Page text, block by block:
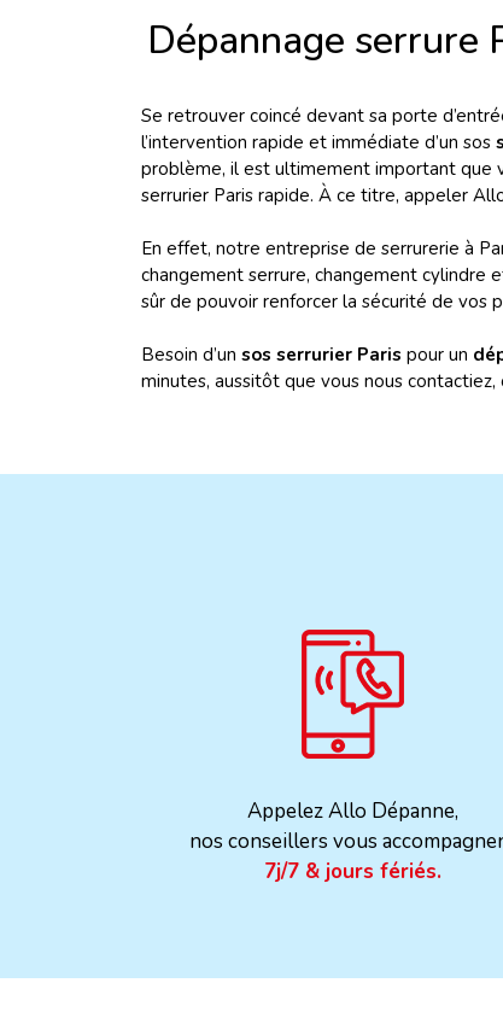
Dépannage serrure
Se retrouver coincé devant sa porte
l’intervention rapide et immédiate d’un sos
problème, il est ultimement important que
serrurier Paris rapide. À ce titre, appeler
En effet, notre entreprise de serrurerie à
changement serrure, changement cylindre
sûr de pouvoir renforcer la sécurité de vos
Besoin d’un sos serrurier Paris pour un
minutes, aussitôt que vous nous contactiez,
Appelez Allo Dépanne,
nos conseillers vous
7j/7 & jours fériés.